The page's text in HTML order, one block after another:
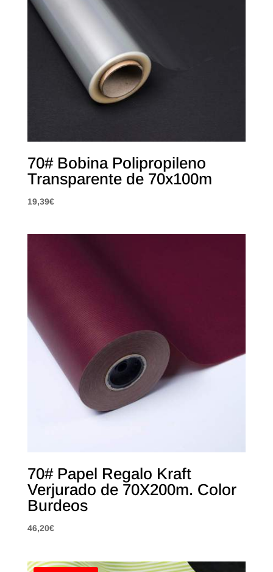
70# Bobina Polipropileno
Transparente de 70x100m
19,39€
70# Papel Regalo Kraft
Verjurado de 70X200m. Color
Burdeos
46,20€